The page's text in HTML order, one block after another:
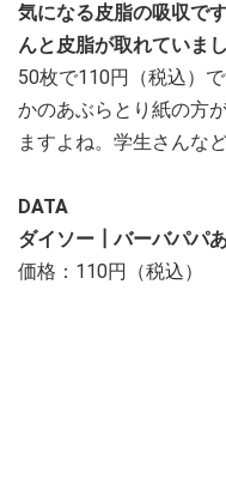
気になる皮脂の吸収で
んと皮脂が取れていまし
50枚で110円（税込）
かのあぶらとり紙の方
ますよね。学生さんな
DATA
ダイソー┃バーバパパ
価格：110円（税込）